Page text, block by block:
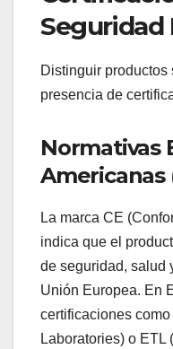
Seguridad
Distinguir productos
presencia de
Normativas
Americanas
La marca CE
indica que el
de seguridad, salud
Unión Europea. En
certificaciones
Laboratories) o ETL